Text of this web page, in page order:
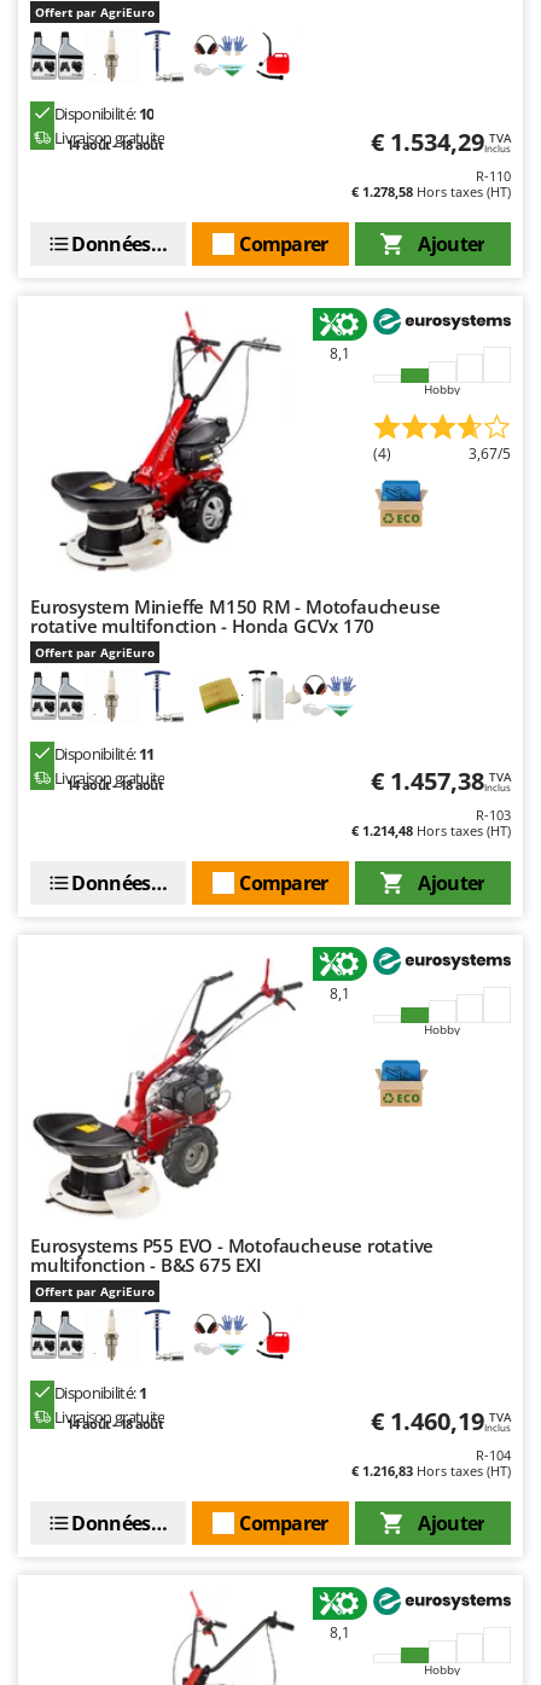
Offert par AgriEuro
Disponibilité:10
Livraison gratuite
14 août - 18 août € 1.534,29 TVA
Inclus
R-110
€ 1.278,58 Hors taxes (HT)
Ajouter
Comparer
Données techniques
8,1
Hobby
(4) 3,67/5
Eurosystem Minieffe M150 RM - Motofaucheuse
rotative multifonction - Honda GCVx 170
Offert par AgriEuro
Disponibilité:11
Livraison gratuite
14 août - 18 août € 1.457,38 TVA
Inclus
R-103
€ 1.214,48 Hors taxes (HT)
Ajouter
Comparer
Données techniques
8,1
Hobby
Eurosystems P55 EVO - Motofaucheuse rotative
multifonction - B&S 675 EXI
Offert par AgriEuro
Disponibilité:1
Livraison gratuite
14 août - 18 août € 1.460,19 TVA
Inclus
R-104
€ 1.216,83 Hors taxes (HT)
Ajouter
Comparer
Données techniques
8,1
Hobby